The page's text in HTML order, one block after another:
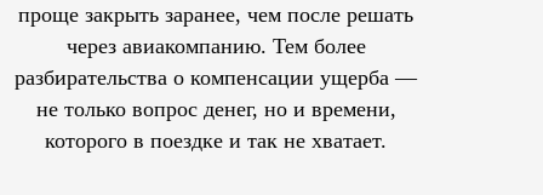
проще закрыть заранее, чем после решать
через авиакомпанию. Тем более
разбирательства о компенсации ущерба —
не только вопрос денег, но и времени,
которого в поездке и так не хватает.